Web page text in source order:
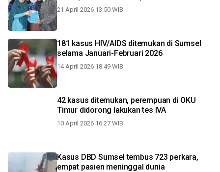
21 April 2026 13:50 WIB
181 kasus HIV/AIDS ditemukan di Sumsel
selama Januari-Februari 2026
14 April 2026 18:49 WIB
42 kasus ditemukan, perempuan di OKU
Timur didorong lakukan tes IVA
10 April 2026 16:27 WIB
Kasus DBD Sumsel tembus 723 perkara,
empat pasien meninggal dunia